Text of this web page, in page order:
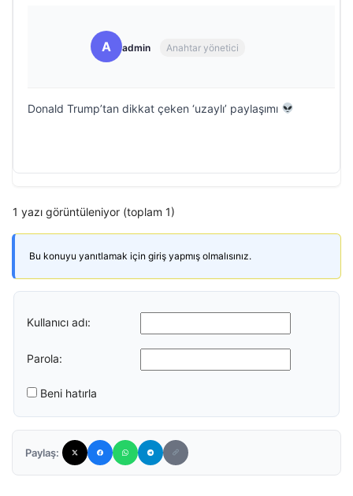
A admin Anahtar yönetici
Donald Trump’tan dikkat çeken ‘uzaylı’ paylaşımı
1 yazı görüntüleniyor (toplam 1)
Bu konuyu yanıtlamak için giriş yapmış olmalısınız.
Kullanıcı adı:
Parola:
Beni hatırla
Paylaş: